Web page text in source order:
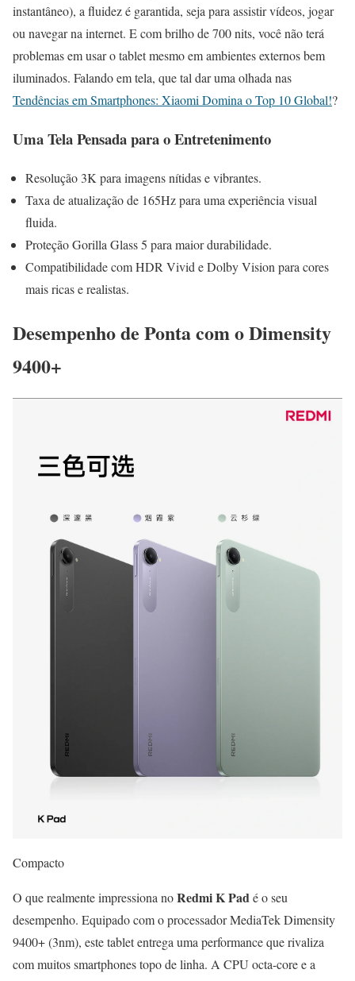
instantâneo), a fluidez é garantida, seja para assistir vídeos, jogar
ou navegar na internet. E com brilho de 700 nits, você não terá
problemas em usar o tablet mesmo em ambientes externos bem
iluminados. Falando em tela, que tal dar uma olhada nas
Tendências em Smartphones: Xiaomi Domina o Top 10 Global!?
Uma Tela Pensada para o Entretenimento
Resolução 3K para imagens nítidas e vibrantes.
Taxa de atualização de 165Hz para uma experiência visual
fluida.
Proteção Gorilla Glass 5 para maior durabilidade.
Compatibilidade com HDR Vivid e Dolby Vision para cores
mais ricas e realistas.
Desempenho de Ponta com o Dimensity
9400+
Compacto
O que realmente impressiona noRedmi K Padé o seu
desempenho. Equipado com o processador MediaTek Dimensity
9400+ (3nm), este tablet entrega uma performance que rivaliza
com muitos smartphones topo de linha. A CPU octa-core e a